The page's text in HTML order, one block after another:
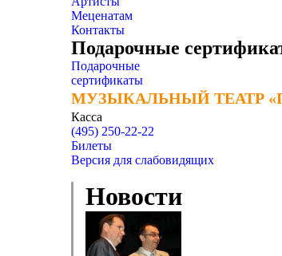
Меценатам
Контакты
Подарочные
Подарочные
сертификаты
МУЗЫКАЛЬНЫЙ ТЕАТР
МУЗЫКАЛЬНЫЙ ТЕАТР
Касса
(495) 250-22-22
Билеты
Версия для слабовидящих
Новости